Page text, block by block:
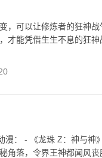
，可以让修炼者的狂神
才能凭借生生不息的狂
漫： - 《龙珠 Z：神与
角落，令界王神都闻风